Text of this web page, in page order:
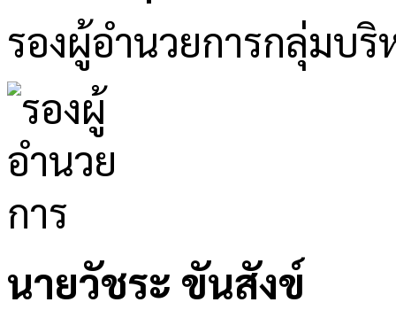
รองผู้อำนวยการกลุ่มบริ
นายวัชระ ขันสังข์